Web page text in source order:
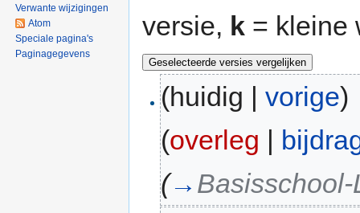
versie, k = kleine
(huidig |vorige)
(overleg |
(→
Verwante wijzigingen
Atom
Speciale pagina's
Paginagegevens